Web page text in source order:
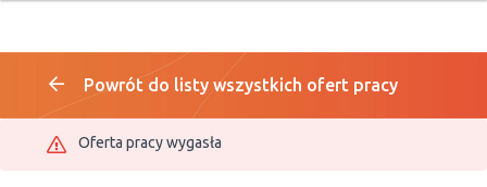
Powrót do listy wszystkich ofert pracy
Oferta pracy wygasła